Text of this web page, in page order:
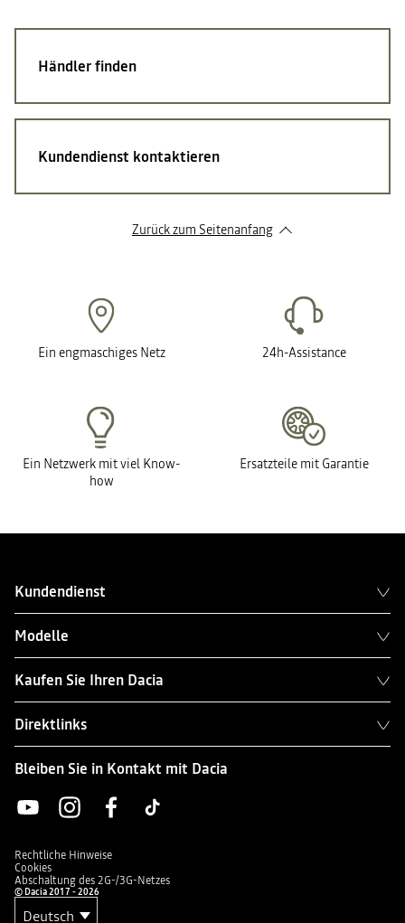
Händler finden
Kundendienst kontaktieren
Zurück zum Seitenanfang
Ein engmaschiges Netz 24h-Assistance
Ein Netzwerk mit viel Know-
how
Ersatzteile mit Garantie
Kundendienst
Modelle
Kaufen Sie Ihren Dacia
Direktlinks
Bleiben Sie in Kontakt mit Dacia
Rechtliche Hinweise
Cookies
Abschaltung des 2G-/3G-Netzes
© Dacia 2017 - 2026